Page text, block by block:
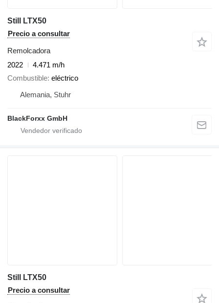
Still LTX50
Precio a consultar
Remolcadora
2022
4.471 m/h
Combustible eléctrico
Alemania, Stuhr
BlackForxx GmbH
Still LTX50
Precio a consultar